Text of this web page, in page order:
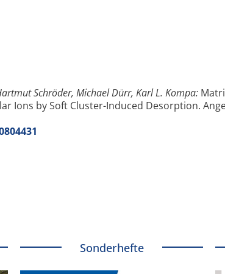
Schröder, Michael Dürr, Karl L. Kompa:
Ions by Soft Cluster-Induced Desorption.
Sonderhefte